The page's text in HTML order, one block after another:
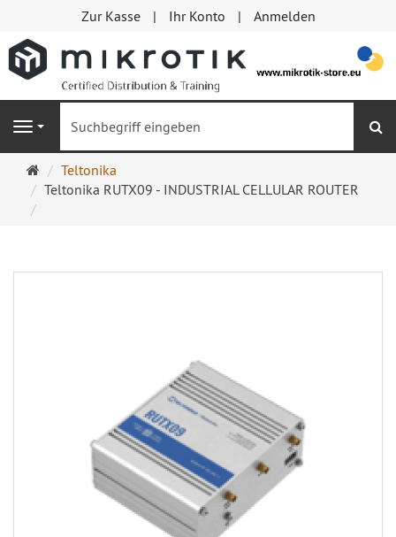
Zur Kasse Ihr Konto Anmelden
Navigation
Startseite
Teltonika
Teltonika RUTX09 - INDUSTRIAL CELLULAR ROUTER